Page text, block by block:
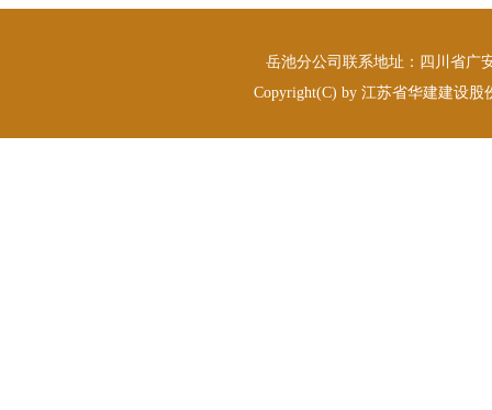
岳池分公司联系地址：四川省广
Copyright(C) by 江苏省华建建设